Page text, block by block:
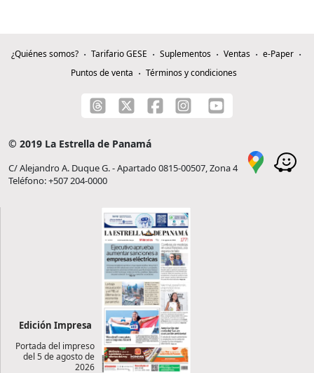
¿Quiénes somos? Tarifario GESE Suplementos Ventas
e-Paper
Puntos de venta
Términos y condiciones
© 2019 La Estrella de Panamá
C/ Alejandro A. Duque G. - Apartado 0815-00507, Zona 4
Teléfono: +507 204-0000
Edición Impresa
Portada del impreso
del 5 de agosto de
2026